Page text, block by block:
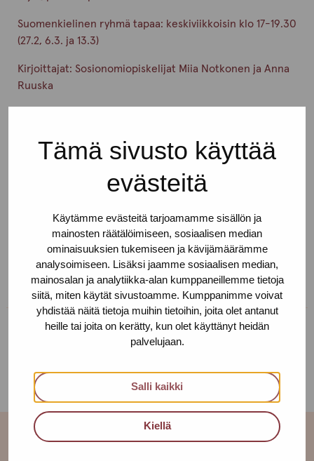
Tämä sivusto käyttää
evästeitä
Käytämme evästeitä tarjoamamme sisällön ja
mainosten räätälöimiseen, sosiaalisen median
ominaisuuksien tukemiseen ja kävijämäärämme
analysoimiseen. Lisäksi jaamme sosiaalisen median,
mainosalan ja analytiikka-alan kumppaneillemme tietoja
siitä, miten käytät sivustoamme. Kumppanimme voivat
yhdistää näitä tietoja muihin tietoihin, joita olet antanut
heille tai joita on kerätty, kun olet käyttänyt heidän
palvelujaan.
Salli kaikki
Kiellä
Suomenkielinen ryhmä tapaa: keskiviikkoisin klo 17-19.30
(27.2, 6.3. ja 13.3)
Kirjoittajat: Sosionomiopiskelijat Miia Notkonen ja Anna
Ruuska
Pro-tukipiste tekee aktiivista yhteistyötä sosiaali – ja
terveysalaa opiskelevien kanssa. Tarjoamme
työharjoittelupaikkoja ja tukea Pro-tukipisteellä
tehtävissä opinnäytetöissä, jotka tarkastelevat seksi -ja
Kirjoittanut:pro-tukipiste